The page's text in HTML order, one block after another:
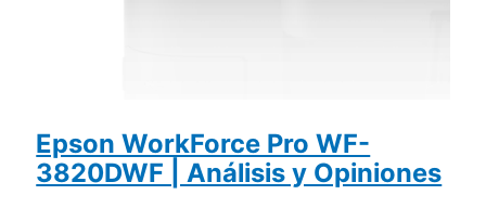
Epson WorkForce Pro WF-
3820DWF | Análisis y Opiniones